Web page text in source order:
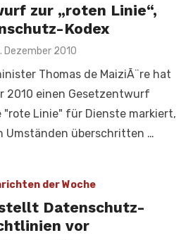
zur „roten Linie“,
Kodex
Dezember 2010
Thomas de MaiziÃ¨re hat
2010 einen Gesetzentwurf
Linie" für Dienste markiert,
Umständen überschritten …
der Woche
stellt Datenschutz-
vor